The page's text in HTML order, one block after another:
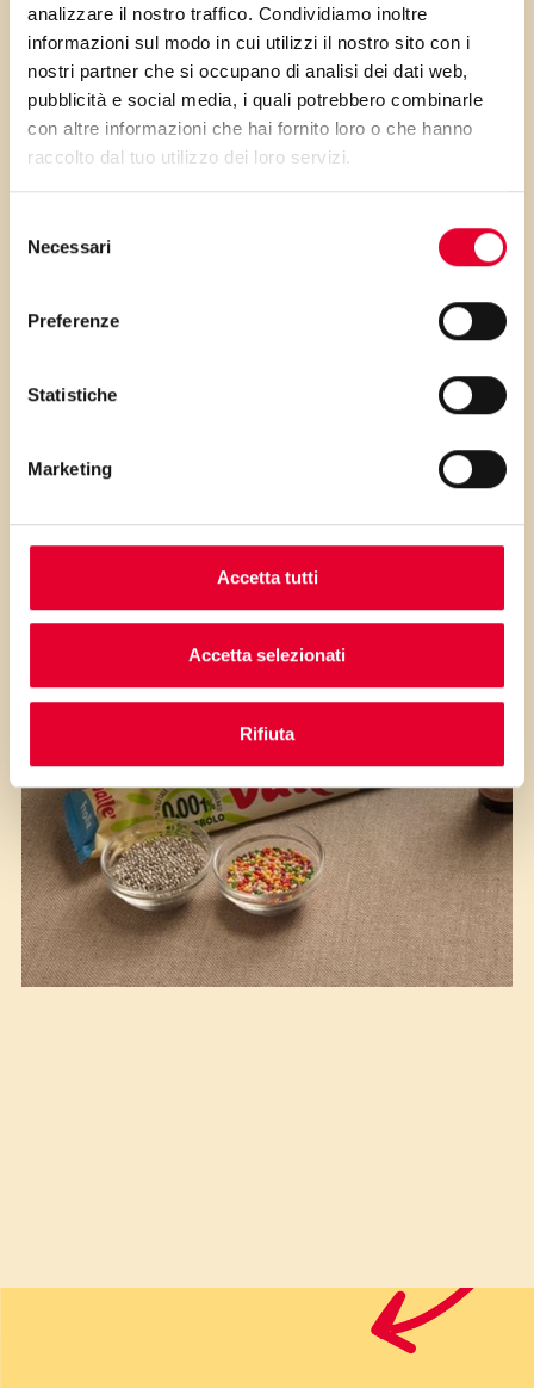
analizzare il nostro traffico. Condividiamo inoltre
informazioni sul modo in cui utilizzi il nostro sito con i
nostri partner che si occupano di analisi dei dati web,
pubblicità e social media, i quali potrebbero combinarle
con altre informazioni che hai fornito loro o che hanno
raccolto dal tuo utilizzo dei loro servizi.
delNecessari
Preferenze
Statistiche
Marketing
Accetta tutti
Accetta selezionati
Rifiuta
PRIMA GLI
INGREDIENTI
...poi clicca sui numeri a lato per scorrere
Gli ingredienti